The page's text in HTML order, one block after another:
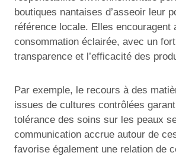
boutiques nantaises d’asseoir leur
référence locale. Elles encouragent
consommation éclairée, avec un
transparence et l’efficacité des
Par exemple, le recours à des
issues de cultures contrôlées
tolérance des soins sur les peaux
communication accrue autour de
favorise également une relation de